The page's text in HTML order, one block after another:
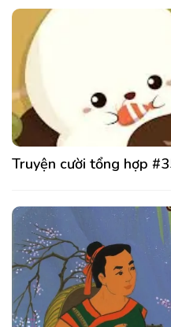
Truyện cười tổng hợp